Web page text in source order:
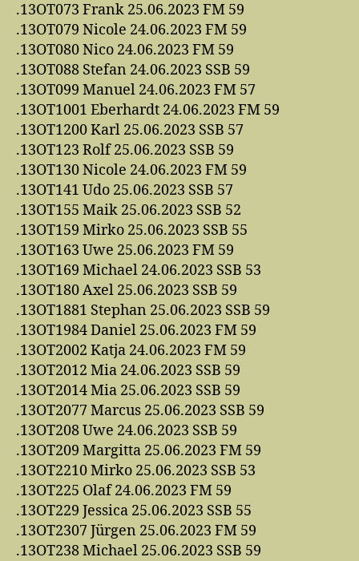
.13OT073 Frank 25.06.2023 FM 59
.13OT079 Nicole 24.06.2023 FM 59
.13OT080 Nico 24.06.2023 FM 59
.13OT088 Stefan 24.06.2023 SSB 59
.13OT099 Manuel 24.06.2023 FM 57
.13OT1001 Eberhardt 24.06.2023 FM 59
.13OT1200 Karl 25.06.2023 SSB 57
.13OT123 Rolf 25.06.2023 SSB 59
.13OT130 Nicole 24.06.2023 FM 59
.13OT141 Udo 25.06.2023 SSB 57
.13OT155 Maik 25.06.2023 SSB 52
.13OT159 Mirko 25.06.2023 SSB 55
.13OT163 Uwe 25.06.2023 FM 59
.13OT169 Michael 24.06.2023 SSB 53
.13OT180 Axel 25.06.2023 SSB 59
.13OT1881 Stephan 25.06.2023 SSB 59
.13OT1984 Daniel 25.06.2023 FM 59
.13OT2002 Katja 24.06.2023 FM 59
.13OT2012 Mia 24.06.2023 SSB 59
.13OT2014 Mia 25.06.2023 SSB 59
.13OT2077 Marcus 25.06.2023 SSB 59
.13OT208 Uwe 24.06.2023 SSB 59
.13OT209 Margitta 25.06.2023 FM 59
.13OT2210 Mirko 25.06.2023 SSB 53
.13OT225 Olaf 24.06.2023 FM 59
.13OT229 Jessica 25.06.2023 SSB 55
.13OT2307 Jürgen 25.06.2023 FM 59
.13OT238 Michael 25.06.2023 SSB 59